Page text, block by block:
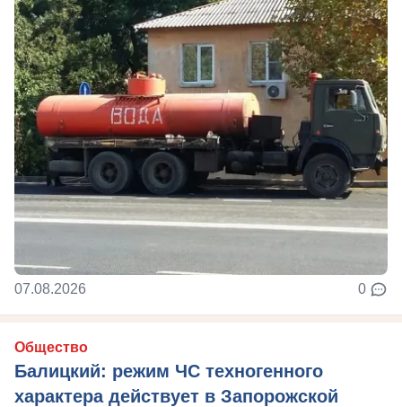
07.08.2026 0
Общество
Балицкий: режим ЧС техногенного
характера действует в Запорожской